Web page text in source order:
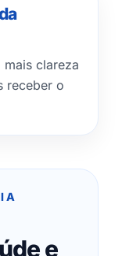
clareza
receber o
e